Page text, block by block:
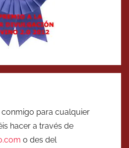
para cualquier
hacer a través de
o des del